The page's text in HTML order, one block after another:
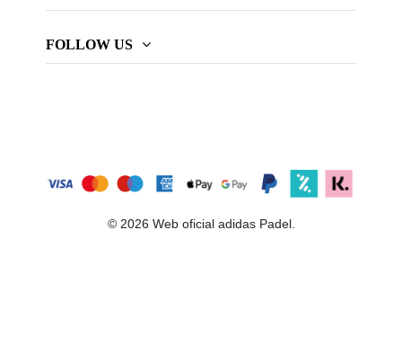
FOLLOW US
© 2026 Web oficial adidas Padel.